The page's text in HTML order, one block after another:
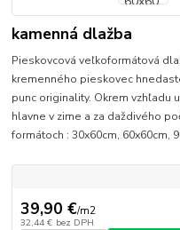
kamenná dlažba
Pieskovcová veľkoformátová
kremenného pieskovec
punc originality. Okrem vzhľadu
hlavne v zime a za daždivého
formátoch : 30x60cm, 60x60cm,
39,90 €/m2
32,44 € bez DPH